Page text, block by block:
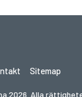
Sitemap
2026. Alla